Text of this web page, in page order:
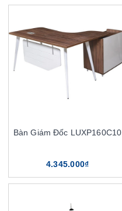
Bàn Giám Đốc LUXP160C10
4.345.000₫